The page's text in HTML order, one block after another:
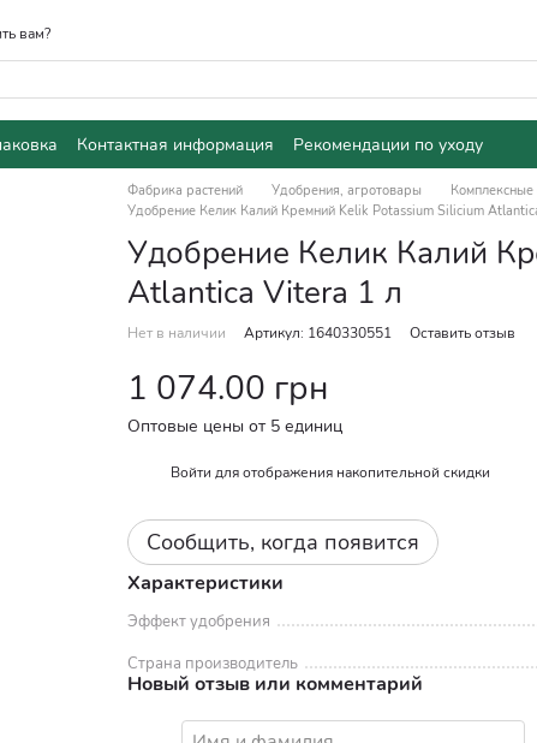
вам?
Контактная информация Рекомендации по уходу
Фабрика растений Удобрения, агротовары
Удобрение Келик Калий Кремний Kelik Potassium Silicium
Удобрение Келик Калий
Atlantica Vitera 1 л
Нет в наличии Артикул: 1640330551 Оставить отзыв
1 074.00 грн
Оптовые цены от 5 единиц
Войти для отображения накопительной скидки
Сообщить, когда появится
Характеристики
Эффект удобрения
Страна производитель
Новый отзыв или комментарий